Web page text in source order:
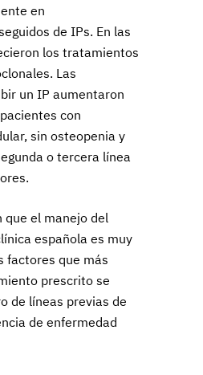
en
de IPs. En las
los tratamientos
Las
un IP aumentaron
con
sin osteopenia y
o tercera línea
que el manejo del
española es muy
factores que más
prescrito se
de líneas previas de
de enfermedad